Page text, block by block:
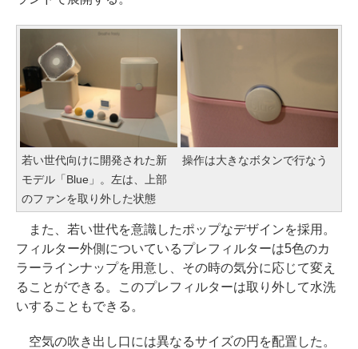
若い世代向けに開発された新
モデル「Blue」。左は、上部
のファンを取り外した状態
操作は大きなボタンで行なう
また、若い世代を意識したポップなデザインを採用。
フィルター外側についているプレフィルターは5色のカ
ラーラインナップを用意し、その時の気分に応じて変え
ることができる。このプレフィルターは取り外して水洗
いすることもできる。
空気の吹き出し口には異なるサイズの円を配置した。